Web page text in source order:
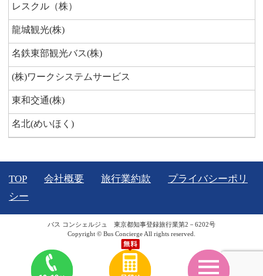
レスクル（株）
龍城観光(株)
名鉄東部観光バス(株)
(株)ワークシステムサービス
東和交通(株)
名北(めいほく)
TOP 会社概要 旅行業約款
プライバシーポリ
シー
バス コンシェルジュ 東京都知事登録旅行業第2－6202号
Copyright © Bus Concierge All rights reserved.